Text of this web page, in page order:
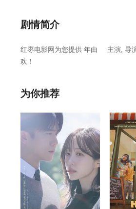
剧情简介
红枣电影网为您提供 年由
主演, 导
欢！
为你推荐